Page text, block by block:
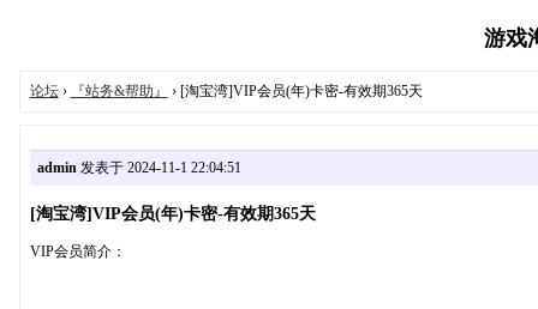
游戏
论坛› 『站务&帮助』 › [淘宝湾]VIP会员(年)卡密-有效期365天
admin发表于 2024-11-1 22:04:51
[淘宝湾]VIP会员(年)卡密-有效期365天
VIP会员简介：